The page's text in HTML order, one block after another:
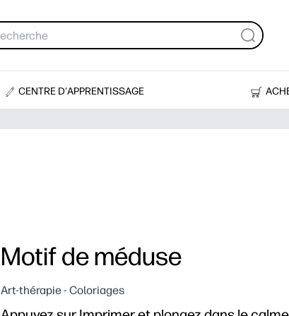
CENTRE D'APPRENTISSAGE
Motif de méduse
Art-thérapie - Coloriages